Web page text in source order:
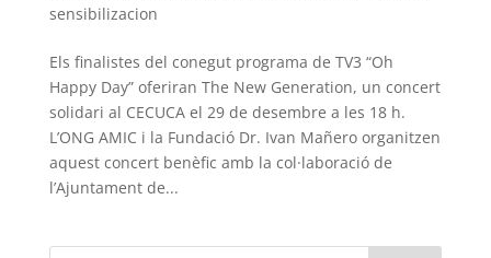
sensibilizacion
Els finalistes del conegut programa de TV3 “Oh
Happy Day” oferiran The New Generation, un concert
solidari al CECUCA el 29 de desembre a les 18 h.
L’ONG AMIC i la Fundació Dr. Ivan Mañero organitzen
aquest concert benèfic amb la col·laboració de
l’Ajuntament de...